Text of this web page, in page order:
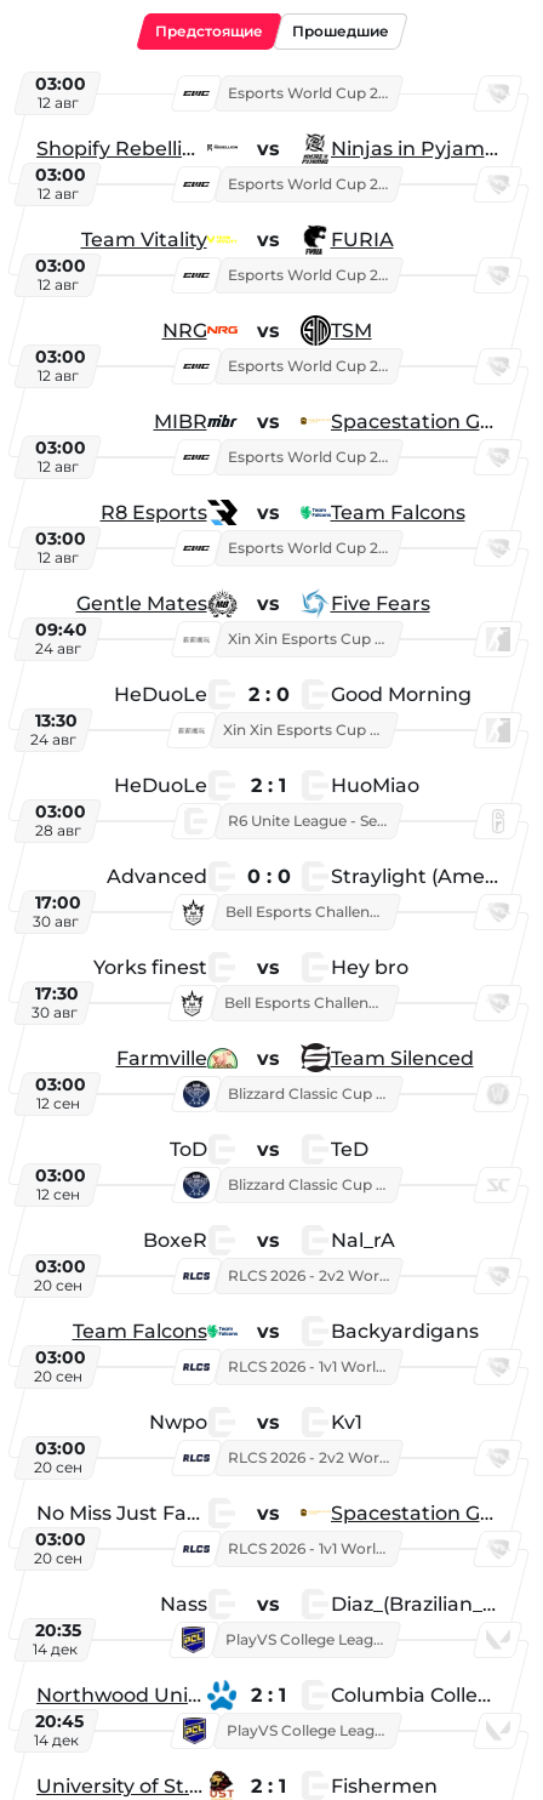
Предстоящие Прошедшие
03:00
12 авг
Esports World Cup 2026
Shopify Rebellion vs Ninjas in Pyjamas
03:00
12 авг
Esports World Cup 2026
Team Vitality vs FURIA
03:00
12 авг
Esports World Cup 2026
NRG vs TSM
03:00
12 авг
Esports World Cup 2026
MIBR vs Spacestation Gaming
03:00
12 авг
Esports World Cup 2026
R8 Esports vs Team Falcons
03:00
12 авг
Esports World Cup 2026
Gentle Mates vs Five Fears
09:40
24 авг
Xin Xin Esports Cup 2025
HeDuoLe 2 : 0 Good Morning
13:30
24 авг
Xin Xin Esports Cup 2026
HeDuoLe 2 : 1 HuoMiao
03:00
28 авг
R6 Unite League - Season 1
Advanced 0 : 0 Straylight (American team)
17:00
30 авг
Bell Esports Challenge 2026
Yorks finest vs Hey bro
17:30
30 авг
Bell Esports Challenge 2026
Farmville vs Team Silenced
03:00
12 сен
Blizzard Classic Cup 2026
ToD vs TeD
03:00
12 сен
Blizzard Classic Cup 2026
BoxeR vs Nal_rA
03:00
20 сен
RLCS 2026 - 2v2 World Championship
Team Falcons vs Backyardigans
03:00
20 сен
RLCS 2026 - 1v1 World Championship
Nwpo vs Kv1
03:00
20 сен
RLCS 2026 - 2v2 World Championship
No Miss Just Fake vs Spacestation Gaming
03:00
20 сен
RLCS 2026 - 1v1 World Championship
Nass vs Diaz_(Brazilian_Player)
20:35
14 дек
PlayVS College League 2025: Fall
Northwood University 2 : 1 Columbia College
20:45
14 дек
PlayVS College League 2025: Fall
University of St. Thomas 2 : 1 Fishermen